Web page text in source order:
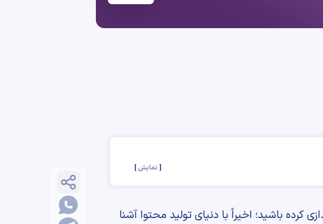
نمایش
کرده باشید؛ اخیراً با دنیای تولید محتوا آشنا